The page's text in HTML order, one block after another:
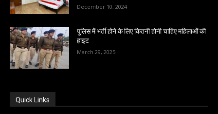
December 10, 2024
पुलिस में भर्ती होने के लिए कितनी होनी चाहिए महिलाओं की
हाइट
March 29, 2025
Quick Links